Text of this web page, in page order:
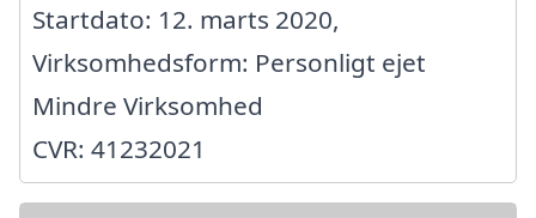
Startdato: 12. marts 2020,
Virksomhedsform: Personligt ejet
Mindre Virksomhed
CVR: 41232021